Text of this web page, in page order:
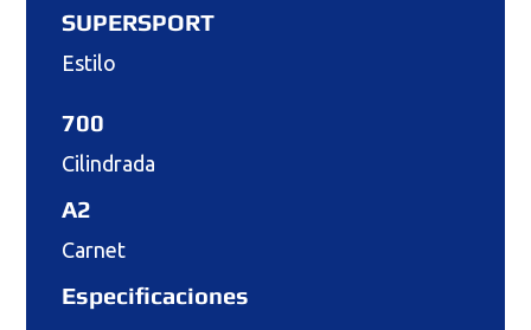
SUPERSPORT
Estilo
700
Cilindrada
A2
Carnet
Especificaciones